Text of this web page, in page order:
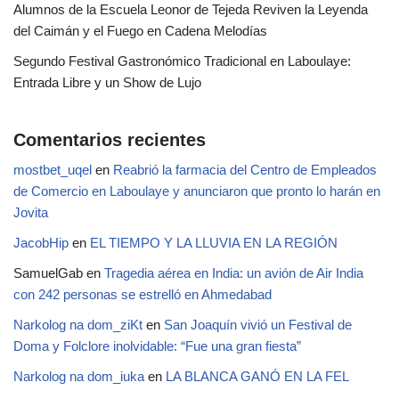
Alumnos de la Escuela Leonor de Tejeda Reviven la Leyenda
del Caimán y el Fuego en Cadena Melodías
Segundo Festival Gastronómico Tradicional en Laboulaye:
Entrada Libre y un Show de Lujo
Comentarios recientes
mostbet_uqel en Reabrió la farmacia del Centro de Empleados
de Comercio en Laboulaye y anunciaron que pronto lo harán en
Jovita
JacobHip en EL TIEMPO Y LA LLUVIA EN LA REGIÓN
SamuelGab en Tragedia aérea en India: un avión de Air India
con 242 personas se estrelló en Ahmedabad
Narkolog na dom_ziKt en San Joaquín vivió un Festival de
Doma y Folclore inolvidable: “Fue una gran fiesta”
Narkolog na dom_iuka en LA BLANCA GANÓ EN LA FEL